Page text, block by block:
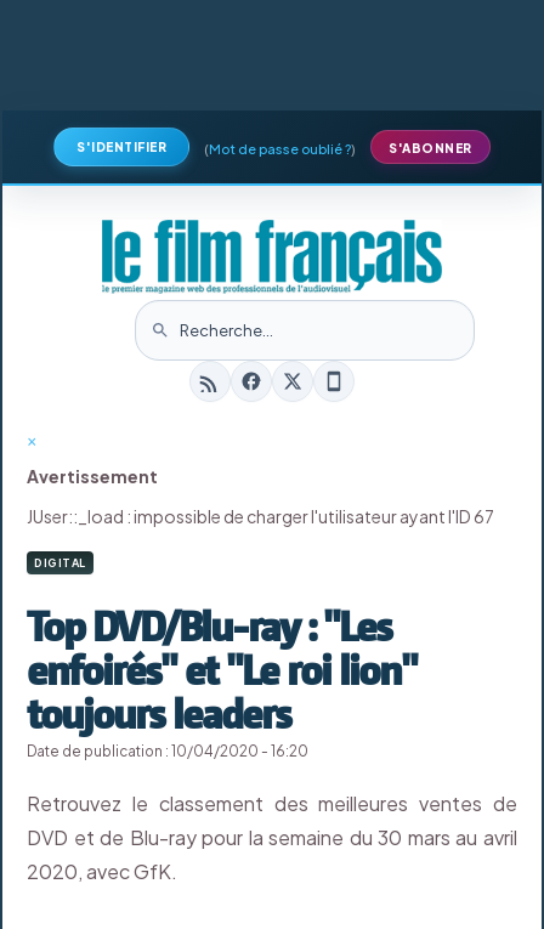
S'IDENTIFIER (Mot de passe oublié ?) S'ABONNER
×
Avertissement
JUser::_load : impossible de charger l'utilisateur ayant l'ID 67
DIGITAL
Top DVD/Blu-ray : "Les
enfoirés" et "Le roi lion"
toujours leaders
Date de publication : 10/04/2020 - 16:20
Retrouvez le classement des meilleures ventes de
DVD et de Blu-ray pour la semaine du 30 mars au avril
2020, avec GfK.